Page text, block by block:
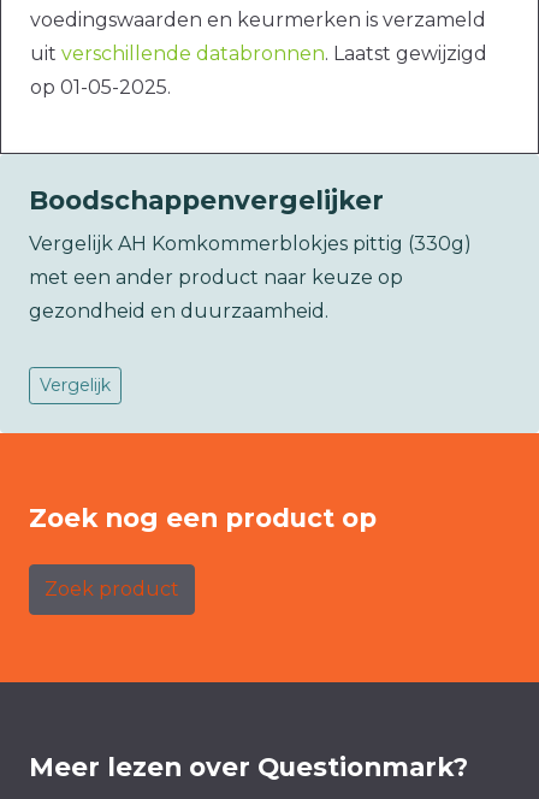
voedingswaarden en keurmerken is verzameld
uit verschillende databronnen. Laatst gewijzigd
op 01-05-2025.
Boodschappenvergelijker
Vergelijk AH Komkommerblokjes pittig (330g)
met een ander product naar keuze op
gezondheid en duurzaamheid.
Vergelijk
Zoek nog een product op
Zoek product
Meer lezen over Questionmark?